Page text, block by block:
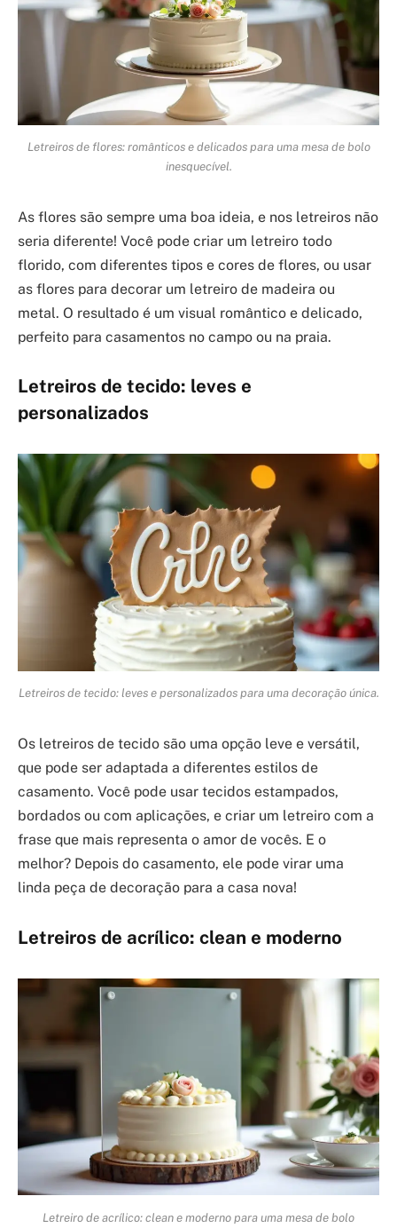
Letreiros de flores: românticos e delicados para uma mesa de bolo
inesquecível.
As flores são sempre uma boa ideia, e nos letreiros não
seria diferente! Você pode criar um letreiro todo
florido, com diferentes tipos e cores de flores, ou usar
as flores para decorar um letreiro de madeira ou
metal. O resultado é um visual romântico e delicado,
perfeito para casamentos no campo ou na praia.
Letreiros de tecido: leves e
personalizados
Letreiros de tecido: leves e personalizados para uma decoração única.
Os letreiros de tecido são uma opção leve e versátil,
que pode ser adaptada a diferentes estilos de
casamento. Você pode usar tecidos estampados,
bordados ou com aplicações, e criar um letreiro com a
frase que mais representa o amor de vocês. E o
melhor? Depois do casamento, ele pode virar uma
linda peça de decoração para a casa nova!
Letreiros de acrílico: clean e moderno
Letreiro de acrílico: clean e moderno para uma mesa de bolo